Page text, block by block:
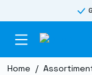
Home /